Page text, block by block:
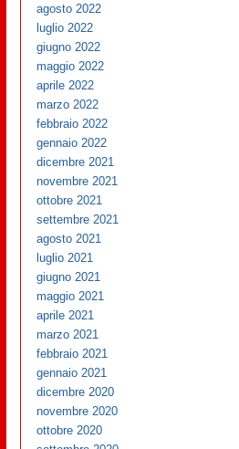
agosto 2022
luglio 2022
giugno 2022
maggio 2022
aprile 2022
marzo 2022
febbraio 2022
gennaio 2022
dicembre 2021
novembre 2021
ottobre 2021
settembre 2021
agosto 2021
luglio 2021
giugno 2021
maggio 2021
aprile 2021
marzo 2021
febbraio 2021
gennaio 2021
dicembre 2020
novembre 2020
ottobre 2020